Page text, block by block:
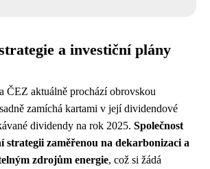
a investiční plány
ČEZ aktuálně prochází obrovskou
zamíchá kartami v její dividendové
dividendy na rok 2025. Společnost
strategii zaměřenou na dekarbonizaci a
zdrojům energie, což si žádá